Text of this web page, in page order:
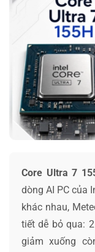
Core Ultra 7
dòng AI PC của
khác nhau,
tiết dễ bỏ qua:
giảm xuống